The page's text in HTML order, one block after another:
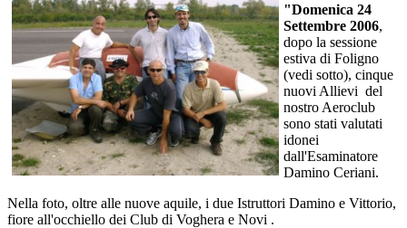
"Domenica 24
Settembre 2006,
dopo la sessione
estiva di Foligno
(vedi sotto), cinque
nuovi Allievi del
nostro Aeroclub
sono stati valutati
idonei
dall'Esaminatore
Damino Ceriani.
Nella foto, oltre alle nuove aquile, i due Istruttori Damino e Vittorio,
fiore all'occhiello dei Club di Voghera e Novi .